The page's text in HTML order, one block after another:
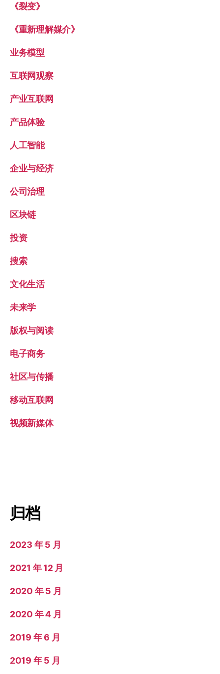
《裂变》
《重新理解媒介》
业务模型
互联网观察
产业互联网
产品体验
人工智能
企业与经济
公司治理
区块链
投资
搜索
文化生活
未来学
版权与阅读
电子商务
社区与传播
移动互联网
视频新媒体
归档
2023 年 5 月
2021 年 12 月
2020 年 5 月
2020 年 4 月
2019 年 6 月
2019 年 5 月